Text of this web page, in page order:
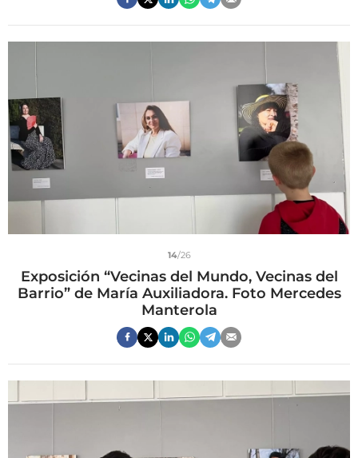
14/26
Exposición “Vecinas del Mundo, Vecinas del
Barrio” de María Auxiliadora. Foto Mercedes
Manterola